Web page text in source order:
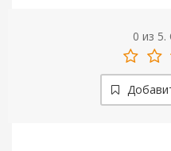
0 из 5.